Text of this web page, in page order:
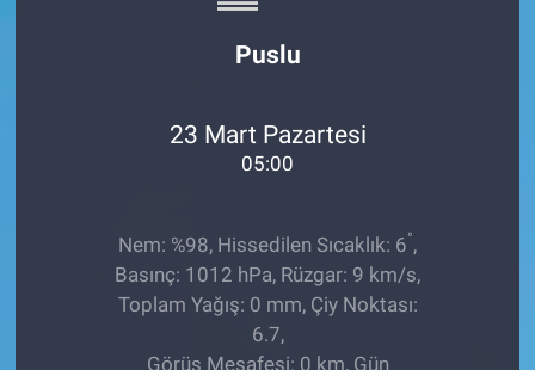
Puslu
23 Mart Pazartesi
05:00
Nem: %98, Hissedilen Sıcaklık: 6°,
Basınç: 1012 hPa, Rüzgar: 9 km/s,
Toplam Yağış: 0 mm, Çiy Noktası:
6.7,
Görüş Mesafesi: 0 km, Gün